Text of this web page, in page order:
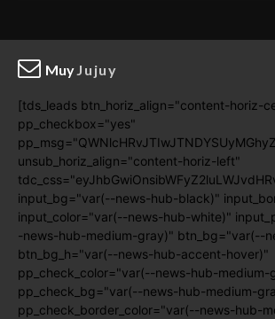
MuyJujuy
[tds_leads btn_horiz_align="content-horiz-
pp_checkbox="yes"
unsub_horiz_align="content-horiz-left"
input_bg="var(--news-hub-black)"
input_color="var(--news-hub-white)"
-news-hub-medium-gray)" btn_bg="var(--
btn_bg_h="var(--news-hub-accent-hover)"
pp_check_color="var(--news-hub-medium-
pp_check_bg="var(--news-hub-medium-
pp_check_border_color="var(--news-hub-